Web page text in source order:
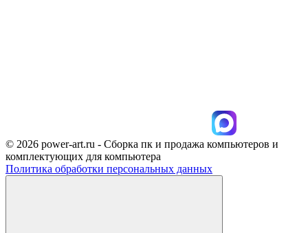
© 2026 power-art.ru - Сборка пк и продажа компьютеров и
комплектующих для компьютера
Политика обработки персональных данных